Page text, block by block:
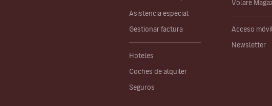
Asistencia especial
Gestionar factura
Hoteles
Coches de alquiler
Seguros
Volare
Acceso móvil
Newsletter